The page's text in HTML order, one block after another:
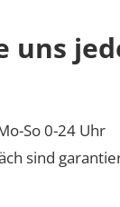
uns
So 0-24 Uhr
sind